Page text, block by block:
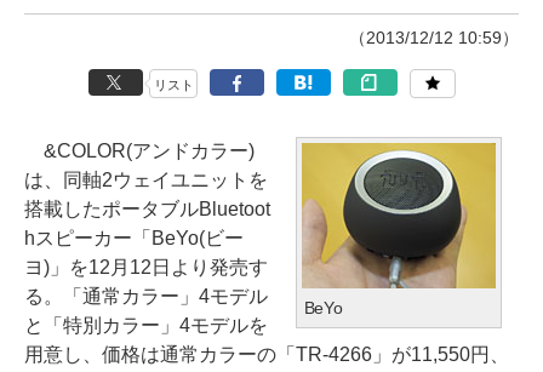
（2013/12/12 10:59）
リスト
BeYo
&COLOR(アンドカラー)
は、同軸2ウェイユニットを
搭載したポータブルBluetoot
hスピーカー「BeYo(ビー
ヨ)」を12月12日より発売す
る。「通常カラー」4モデル
と「特別カラー」4モデルを
用意し、価格は通常カラーの「TR-4266」が11,550円、